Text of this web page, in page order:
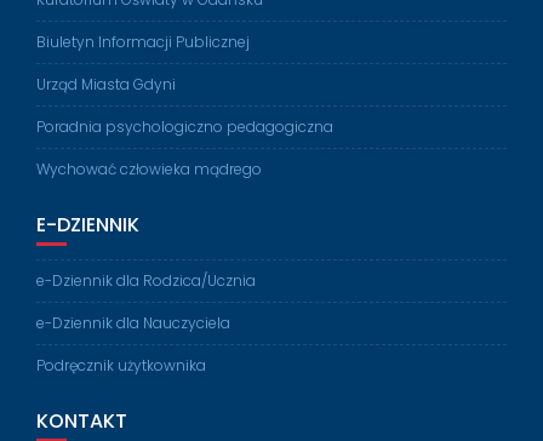
Biuletyn Informacji Publicznej
Urząd Miasta Gdyni
Poradnia psychologiczno pedagogiczna
Wychować człowieka mądrego
E-DZIENNIK
e-Dziennik dla Rodzica/Ucznia
e-Dziennik dla Nauczyciela
Podręcznik użytkownika
KONTAKT